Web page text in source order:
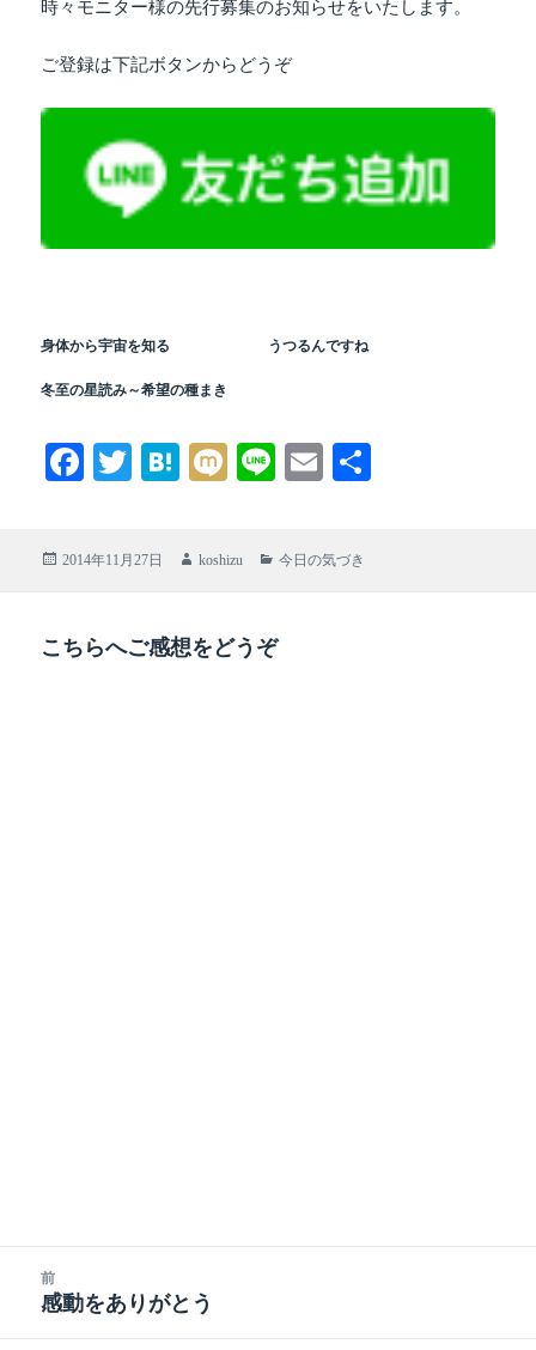
時々モニター様の先行募集のお知らせをいたします。
ご登録は下記ボタンからどうぞ
身体から宇宙を知る うつるんですね
冬至の星読み～希望の種まき
Fa
ok
T
r
H
a
M
Li
E
投
2014年11月27日
作
koshizu
カ
ー
今日の気づき
こちらへご感想をどうぞ
前
前
感動をありがとう